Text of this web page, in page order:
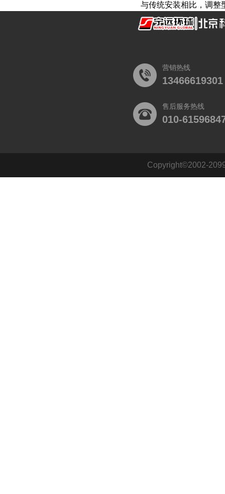
与传统安装相比，调整
营销热线
13466619301
售后服务热线
010-
Copyright©2002-